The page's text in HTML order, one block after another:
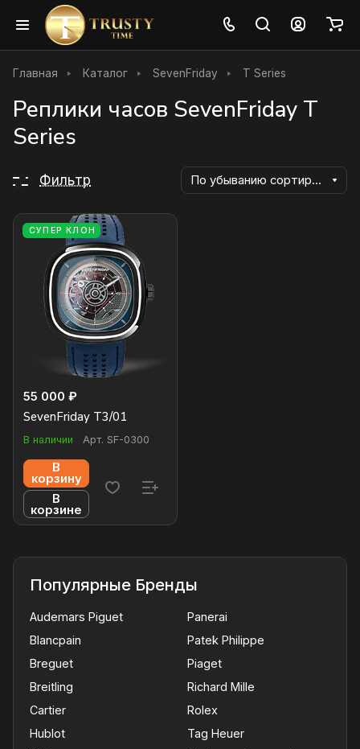
Главная Каталог SevenFriday T Series
Реплики часов SevenFriday T
Series
Фильтр По убыванию сортировки
СУПЕР КЛОН
55 000 ₽
SevenFriday T3/01
В наличии Арт. SF-0300
В
корзину
В
корзине
Популярные Бренды
Audemars Piguet
Blancpain
Breguet
Breitling
Cartier
Hublot
Panerai
Patek Philippe
Piaget
Richard Mille
Rolex
Tag Heuer